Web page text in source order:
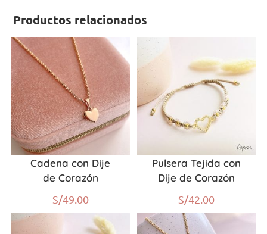
Productos relacionados
Cadena con Dije
de Corazón
S/49.00
Pulsera Tejida con
Dije de Corazón
S/42.00